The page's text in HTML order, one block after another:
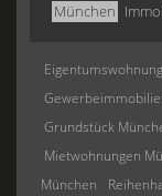
München
Grundstück
Mietwohnungen
München